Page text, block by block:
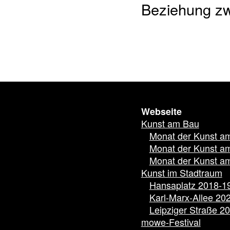
Beziehung
Webseite
Kunst am Bau
Monat der Kunst
Monat der Kunst
Monat der Kunst
Kunst im Stadtraum
Hansaplatz 2018-
Karl-Marx-Allee
Leipziger Straße
mowe-Festival